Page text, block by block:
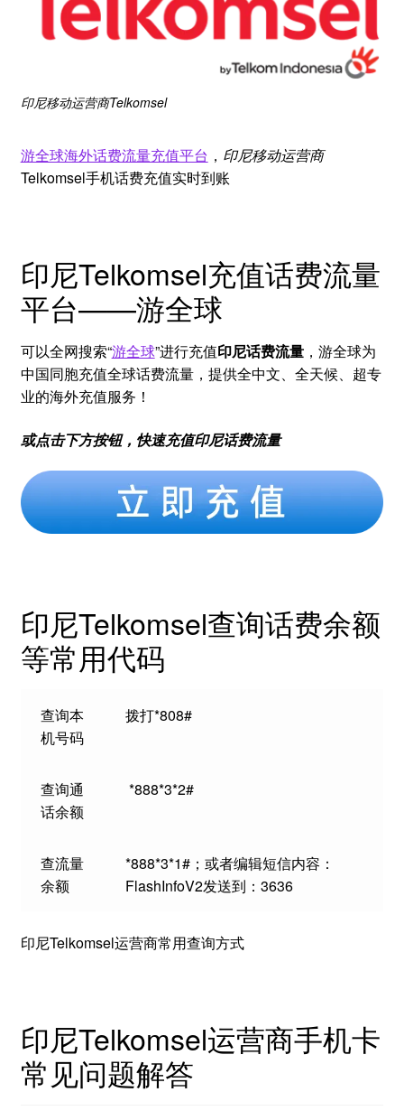
印尼移动运营商Telkomsel
游全球海外话费流量充值平台 ， 印尼移动运营商
Telkomsel手机话费充值实时到账
印尼Telkomsel充值话费流量
平台——游全球
可以全网搜索“游全球”进行充值印尼话费流量，游全球为
中国同胞充值全球话费流量，提供全中文、全天候、超专
业的海外充值服务！
或点击下方按钮，快速充值印尼话费流量
印尼Telkomsel查询话费余额
等常用代码
查询本
机号码
拨打*808#
查询通
话余额
*888*3*2#
查流量
余额
*888*3*1#；或者编辑短信内容：
FlashInfoV2发送到：3636
印尼Telkomsel运营商常用查询方式
印尼Telkomsel运营商手机卡
常见问题解答